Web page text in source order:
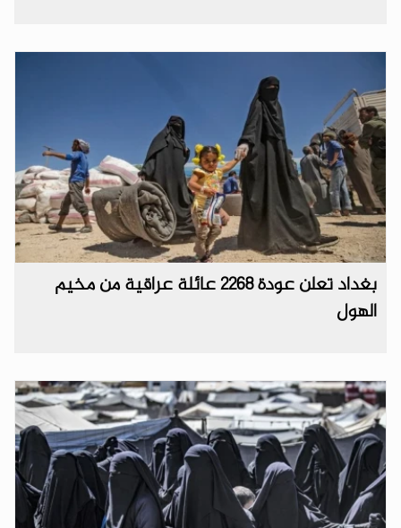
بغداد تعلن عودة 2268 عائلة عراقية من مخيم
الهول